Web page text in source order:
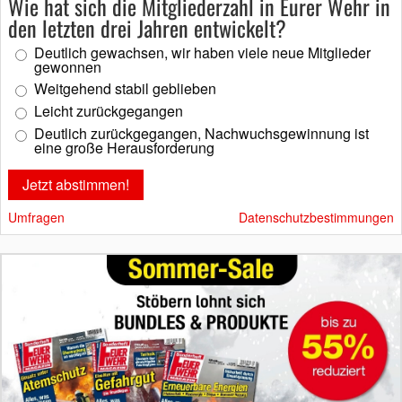
den letzten drei Jahren entwickelt?
Deutlich gewachsen, wir haben viele neue Mitglieder
gewonnen
Weitgehend stabil geblieben
Leicht zurückgegangen
Deutlich zurückgegangen, Nachwuchsgewinnung ist
eine große Herausforderung
Umfragen Datenschutzbestimmungen